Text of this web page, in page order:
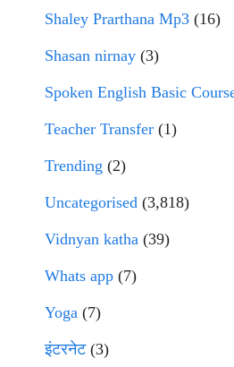
Shaley Prarthana Mp3 (16)
Shasan nirnay (3)
Spoken English Basic
Teacher Transfer (1)
Trending (2)
Uncategorised (3,818)
Vidnyan katha (39)
Whats app (7)
Yoga (7)
इंटरनेट(3)